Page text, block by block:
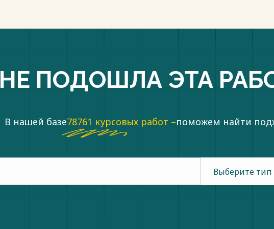
НЕ ПОДОШЛА ЭТА
В нашей базе78761 курсовых работ –поможем найти
Выберите тип